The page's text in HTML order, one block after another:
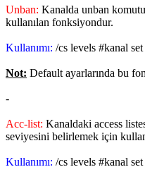
Unban: Kanalda unban
kullanılan fonksiyondur.
Kullanımı: /cs levels #kanal
Not: Default ayarlarında bu
-
Acc-list: Kanaldaki access
seviyesini belirlemek için
Kullanımı: /cs levels #kanal